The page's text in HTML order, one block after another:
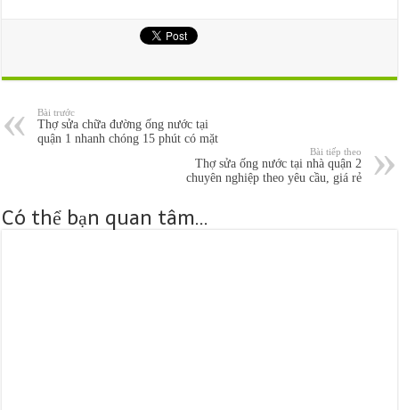
Bài trước
Thợ sửa chữa đường ống nước tại
quận 1 nhanh chóng 15 phút có mặt
Bài tiếp theo
Thợ sửa ống nước tại nhà quận 2
chuyên nghiệp theo yêu cầu, giá rẻ
Có thể bạn quan tâm...